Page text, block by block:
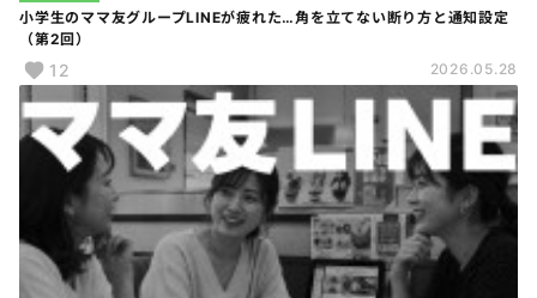
小学生のママ友グループLINEが疲れた…角を立てない断り方と通知設定
（第2回）
12 2026.05.28